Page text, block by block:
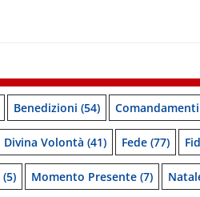
Benedizioni (54) Comandamenti
Divina Volontà (41) Fede (77)
(5) Momento Presente (7)